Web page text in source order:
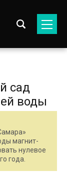
сад
воды
магнит-
нулевое
года.